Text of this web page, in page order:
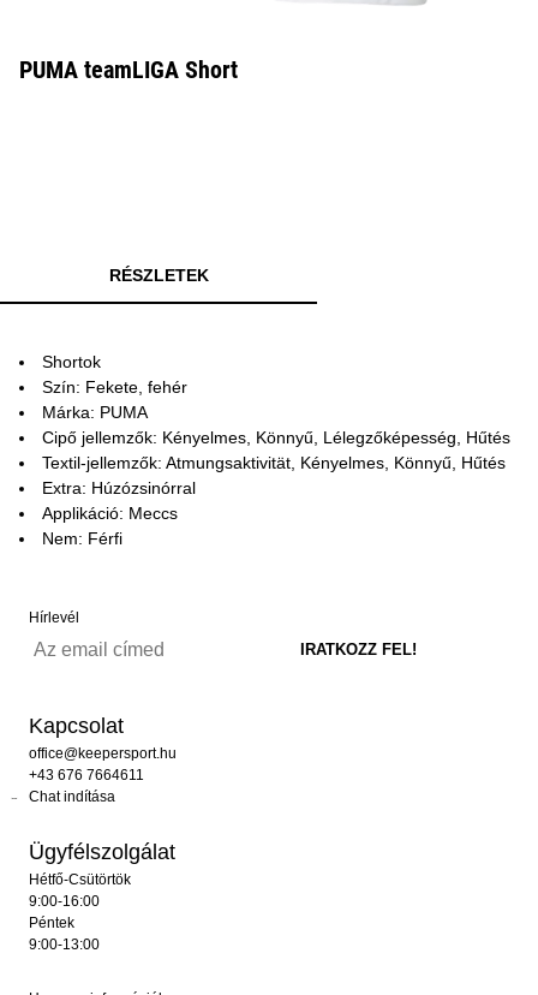
PUMA teamLIGA Short
RÉSZLETEK
Shortok
Szín: Fekete, fehér
Márka: PUMA
Cipő jellemzők: Kényelmes, Könnyű, Lélegzőképesség, Hűtés
Textil-jellemzők: Atmungsaktivität, Kényelmes, Könnyű, Hűtés
Extra: Húzózsinórral
Applikáció: Meccs
Nem: Férfi
Hírlevél
Kapcsolat
office@keepersport.hu
+43 676 7664611
Chat indítása
Ügyfélszolgálat
Hétfő-Csütörtök
9:00-16:00
Péntek
9:00-13:00